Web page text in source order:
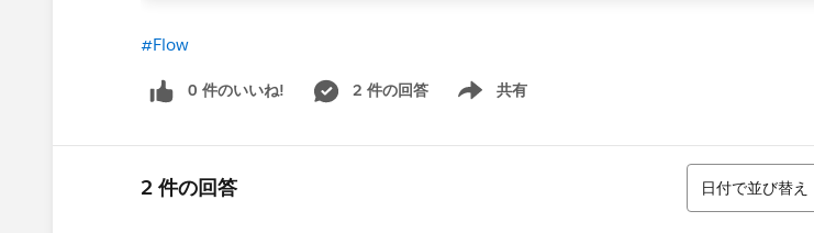
#Flow
0 件のいいね! 2 件の回答 共有
Show menu
2 件の回答
並び替え
日付で並び替え